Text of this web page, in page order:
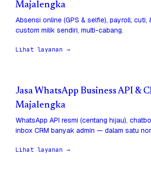
Majalengka
Absensi online (GPS & selfie), payroll, cuti,
custom milik sendiri, multi-cabang.
Lihat layanan →
Jasa WhatsApp Business API &
Majalengka
WhatsApp API resmi (centang hijau),
inbox CRM banyak admin — dalam satu
Lihat layanan →